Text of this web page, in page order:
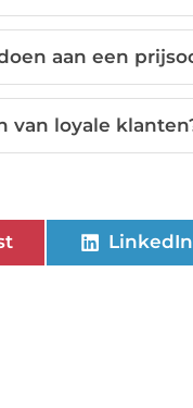
aan een
van loyale
LinkedIn